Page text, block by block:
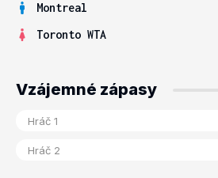
Montreal
Toronto WTA
Vzájemné zápasy